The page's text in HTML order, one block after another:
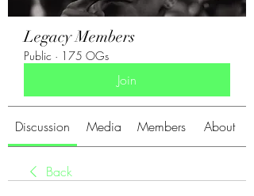
Legacy Members
Public · 175 OGs
Join
Discussion Media Members About
Back